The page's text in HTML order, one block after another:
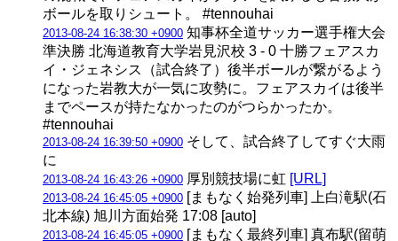
ボールを取りシュート。 #tennouhai
2013-08-24 16:38:30 +0900 知事杯全道サッカー選手権大会
準決勝 北海道教育大学岩見沢校 3 - 0 十勝フェアスカ
イ・ジェネシス（試合終了）後半ボールが繋がるよう
になった岩教大が一気に攻勢に。フェアスカイは後半
までペースが持たなかったのがつらかったか。
#tennouhai
2013-08-24 16:39:50 +0900 そして、試合終了してすぐ大雨
に
2013-08-24 16:43:26 +0900 厚別競技場に虹 [URL]
2013-08-24 16:45:05 +0900 [まもなく始発列車] 上白滝駅(石
北本線) 旭川方面始発 17:08 [auto]
2013-08-24 16:45:05 +0900 [まもなく最終列車] 真布駅(留萌